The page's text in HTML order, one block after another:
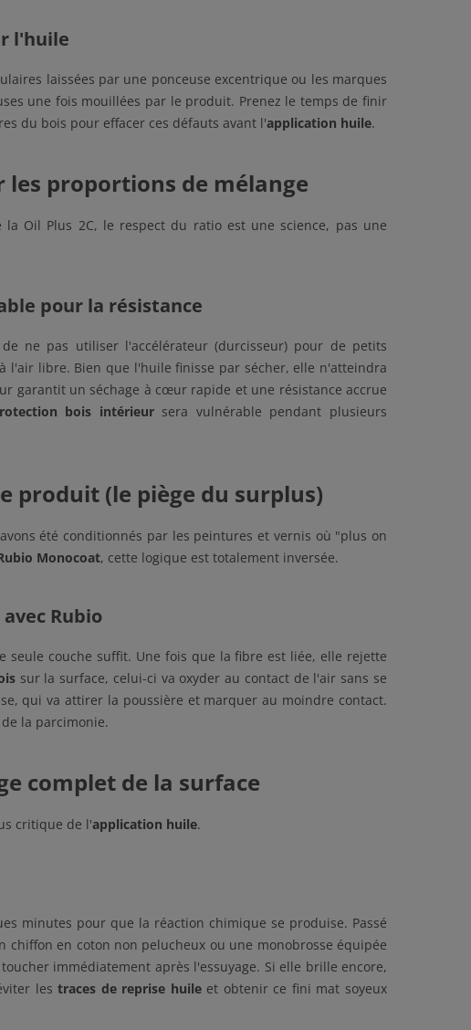
l'huile
laissées par une ponceuse excentrique ou les marques
une fois mouillées par le produit. Prenez le temps de finir
du bois pour effacer ces défauts avant l'application huile.
les proportions de mélange
Oil Plus 2C, le respect du ratio est une science, pas une
pour la résistance
de ne pas utiliser l'accélérateur (durcisseur) pour de petits
l'air libre. Bien que l'huile finisse par sécher, elle n'atteindra
garantit un séchage à cœur rapide et une résistance accrue
bois intérieursera vulnérable pendant plusieurs
produit (le piège du surplus)
été conditionnés par les peintures et vernis où "plus on
Monocoat, cette logique est totalement inversée.
Rubio
seule couche suffit. Une fois que la fibre est liée, elle rejette
sur la surface, celui-ci va oxyder au contact de l'air sans se
qui va attirer la poussière et marquer au moindre contact.
la parcimonie.
complet de la surface
critique de l'application huile.
minutes pour que la réaction chimique se produise. Passé
en coton non pelucheux ou une monobrosse équipée
immédiatement après l'essuyage. Si elle brille encore,
lestraces de reprise huileet obtenir ce fini mat soyeux